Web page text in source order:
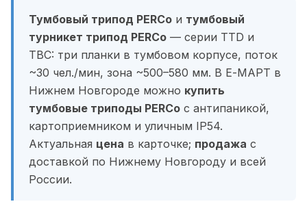
Тумбовый трипод PERCo и тумбовый
турникет трипод PERCo — серии TTD и
TBC: три планки в тумбовом корпусе, поток
~30 чел./мин, зона ~500–580 мм. В Е-МАРТ в
Нижнем Новгороде можно купить
тумбовые триподы PERCo с антипаникой,
картоприемником и уличным IP54.
Актуальная цена в карточке; продажа с
доставкой по Нижнему Новгороду и всей
России.